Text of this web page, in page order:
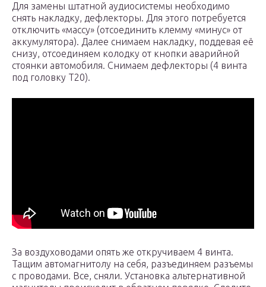
Для замены штатной аудиосистемы необходимо
снять накладку, дефлекторы. Для этого потребуется
отключить «массу» (отсоединить клемму «минус» от
аккумулятора). Далее снимаем накладку, поддевая её
снизу, отсоединяем колодку от кнопки аварийной
стоянки автомобиля. Снимаем дефлекторы (4 винта
под головку Т20).
За воздуховодами опять же откручиваем 4 винта.
Тащим автомагнитолу на себя, разъединяем разъемы
с проводами. Все, сняли. Установка альтернативной